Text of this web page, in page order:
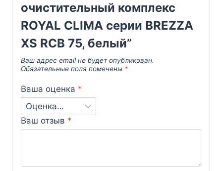
очистительный комплекс
ROYAL CLIMA серии BREZZA
XS RCB 75, белый”
Ваш адрес email не будет опубликован.
Обязательные поля помечены *
Ваша оценка *
Ваш отзыв *